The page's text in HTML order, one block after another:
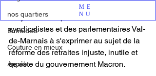
ME
NU
nos quartiers
EntraideS
Couture en mieux
Appels
des forces politiques de gauche de
Vitry s'associe pour inviter des
syndicalistes et des parlementaires Val-
de-Marnais à s'exprimer au sujet de la
réforme des retraites injuste, inutile et
sexiste du gouvernement Macron.